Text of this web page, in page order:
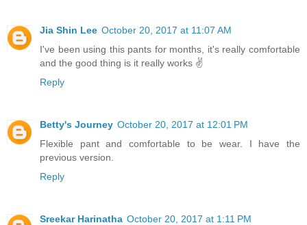
Jia Shin Lee October 20, 2017 at 11:07 AM
I've been using this pants for months, it's really comfortable
and the good thing is it really works ✌
Reply
Betty's Journey October 20, 2017 at 12:01 PM
Flexible pant and comfortable to be wear. I have the
previous version.
Reply
Sreekar Harinatha October 20, 2017 at 1:11 PM